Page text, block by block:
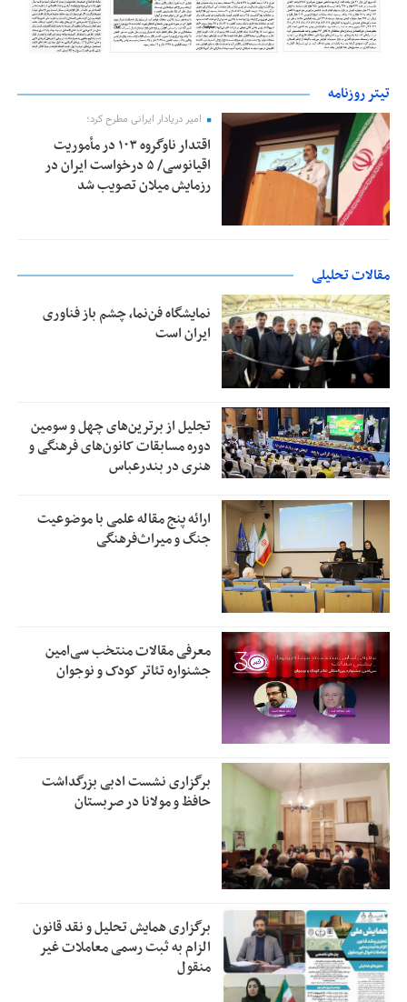
تیتر روزنامه
امیر دریادار ایرانی مطرح کرد؛
اقتدار ناوگروه ۱۰۳ در مأموریت‌
اقیانوسی/ ۵ درخواست ایران در
رزمایش میلان تصویب شد
مقالات تحلیلی
نمایشگاه فن‌نما، چشم باز فناوری
ایران است
تجلیل از بر‌ترین‌های چهل و سومین
دوره مسابقات کانون‌های فرهنگی و
هنری در بندرعباس
ارائه پنج مقاله علمی با موضوعیت
جنگ و میراث‌فرهنگی
معرفی مقالات منتخب سی‌امین
جشنواره تئاتر کودک و نوجوان
برگزاری نشست ادبی بزرگداشت
حافظ و مولانا در صربستان
برگزاری همایش تحلیل و نقد قانون
الزام به ثبت رسمی معاملات غیر
منقول